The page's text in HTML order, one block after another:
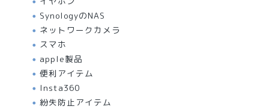
SynologyのNAS
ネットワークカメラ
スマホ
apple製品
便利アイテム
Insta360
紛失防止アイテム